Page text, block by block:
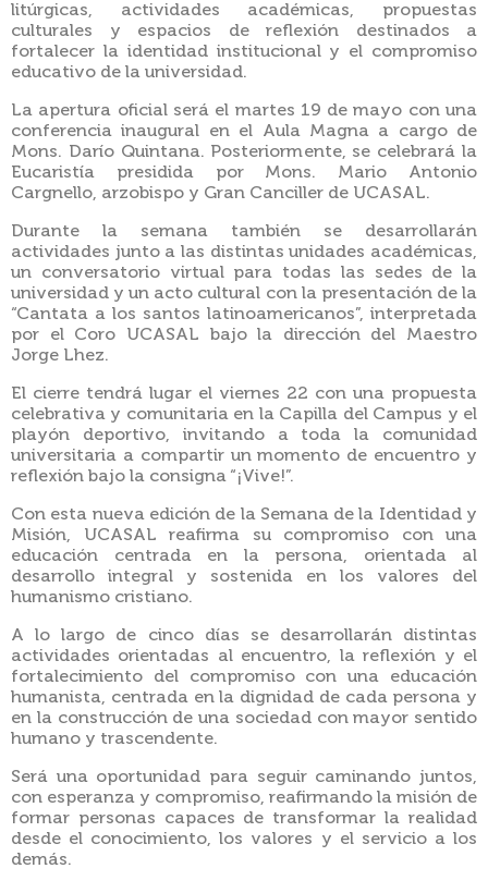
litúrgicas, actividades académicas, propuestas
culturales y espacios de reflexión destinados a
fortalecer la identidad institucional y el compromiso
educativo de la universidad.
La apertura oficial será el martes 19 de mayo con una
conferencia inaugural en el Aula Magna a cargo de
Mons. Darío Quintana. Posteriormente, se celebrará la
Eucaristía presidida por Mons. Mario Antonio
Cargnello, arzobispo y Gran Canciller de UCASAL.
Durante la semana también se desarrollarán
actividades junto a las distintas unidades académicas,
un conversatorio virtual para todas las sedes de la
universidad y un acto cultural con la presentación de la
“Cantata a los santos latinoamericanos”, interpretada
por el Coro UCASAL bajo la dirección del Maestro
Jorge Lhez.
El cierre tendrá lugar el viernes 22 con una propuesta
celebrativa y comunitaria en la Capilla del Campus y el
playón deportivo, invitando a toda la comunidad
universitaria a compartir un momento de encuentro y
reflexión bajo la consigna “¡Vive!”.
Con esta nueva edición de la Semana de la Identidad y
Misión, UCASAL reafirma su compromiso con una
educación centrada en la persona, orientada al
desarrollo integral y sostenida en los valores del
humanismo cristiano.
A lo largo de cinco días se desarrollarán distintas
actividades orientadas al encuentro, la reflexión y el
fortalecimiento del compromiso con una educación
humanista, centrada en la dignidad de cada persona y
en la construcción de una sociedad con mayor sentido
humano y trascendente.
Será una oportunidad para seguir caminando juntos,
con esperanza y compromiso, reafirmando la misión de
formar personas capaces de transformar la realidad
desde el conocimiento, los valores y el servicio a los
demás.